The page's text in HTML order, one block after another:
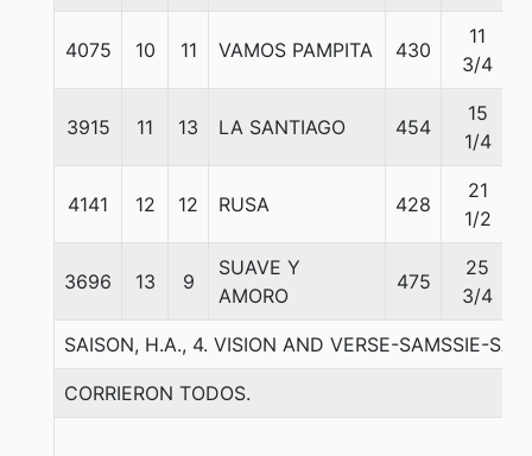
4075 10 11 VAMOS PAMPITA 430
11
3/4
3915 11 13 LA SANTIAGO 454
15
1/4
4141 12 12 RUSA 428
21
1/2
3696 13 9
SUAVE Y
AMORO
475
25
3/4
SAISON, H.A., 4. VISION AND VERSE-SAMSSIE-
CORRIERON TODOS.